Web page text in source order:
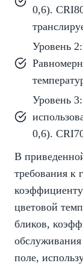
0,6).
Уровень
Уровень
0,6).
В
требования к
коэффициенту
цветовой
бликов,
поле,